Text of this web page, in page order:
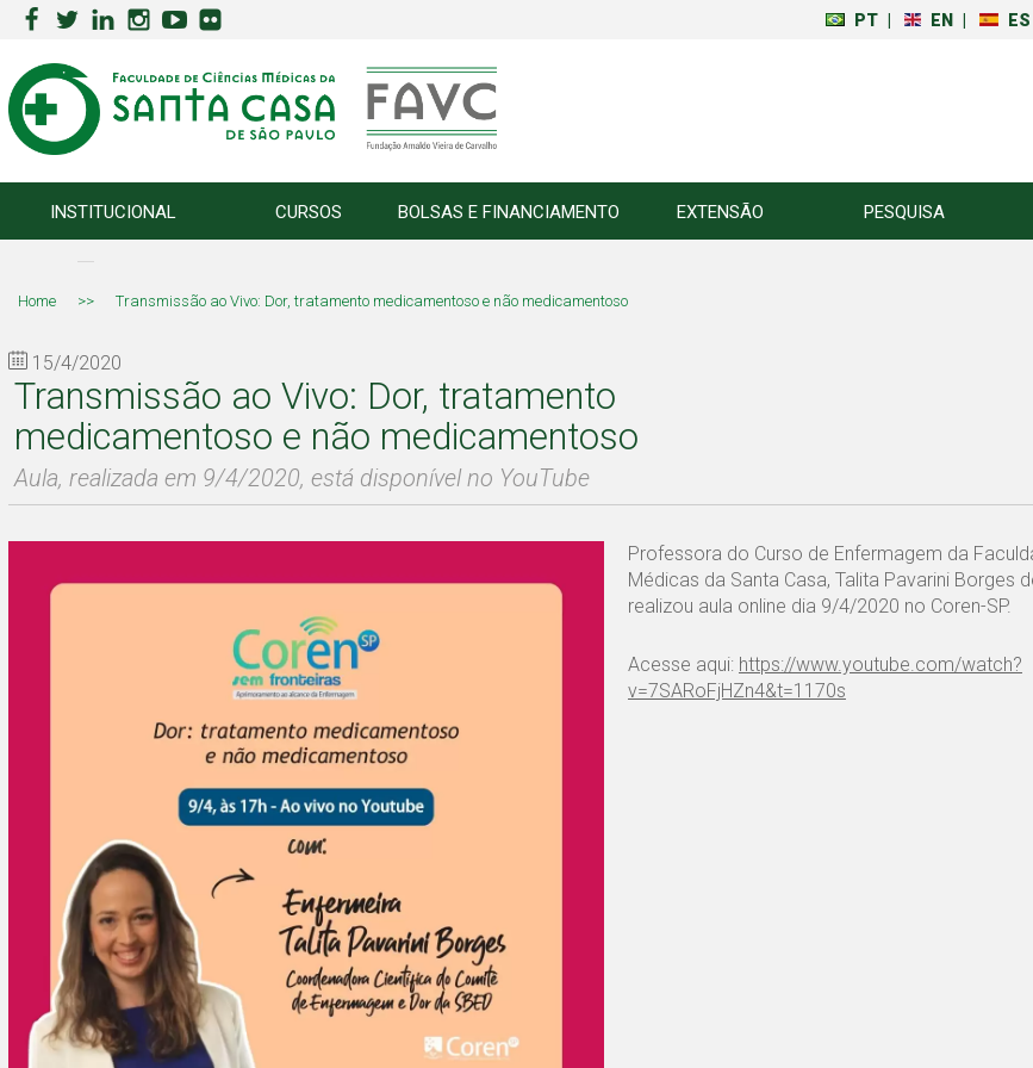
PT EN ES
INSTITUCIONAL CURSOS BOLSAS E FINANCIAMENTO EXTENSÃO PESQUISA
Home >> Transmissão ao Vivo: Dor, tratamento medicamentoso e não medicamentoso
15/4/2020
Transmissão ao Vivo: Dor, tratamento
medicamentoso e não medicamentoso
Aula, realizada em 9/4/2020, está disponível no YouTube
Professora do Curso de Enfermagem da
Médicas da Santa Casa, Talita Pavarini Borges
realizou aula online dia 9/4/2020 no Coren-SP.
Acesse aqui: https://www.youtube.com/watch?
v=7SARoFjHZn4&t=1170s